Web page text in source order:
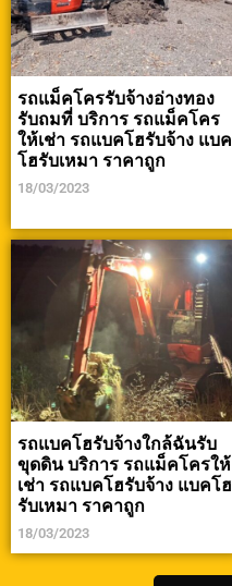
รถแม็คโครรับจ้างอ่างทอง
รับถมที่ บริการ รถแม็คโคร
ให้เช่า รถแบคโฮรับจ้าง แบค
โฮรับเหมา ราคาถูก
18/03/2023
รถแบคโฮรับจ้างใกล้ฉันรับ
ขุดดิน บริการ รถแม็คโครให้
เช่า รถแบคโฮรับจ้าง แบคโฮ
รับเหมา ราคาถูก
18/03/2023